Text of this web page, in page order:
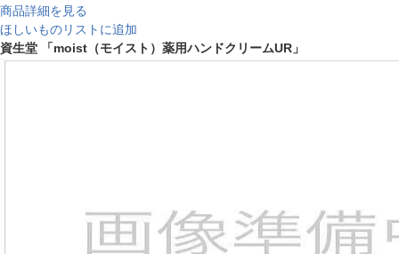
商品詳細を見る
ほしいものリストに追加
資生堂 「moist（モイスト）薬用ハンドクリームUR」